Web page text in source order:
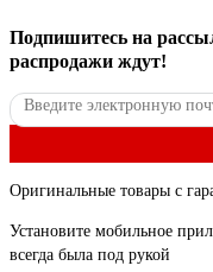
Подпишитесь на
распродажи ждут!
Оригинальные товары с
Установите мобильное
всегда была под рукой